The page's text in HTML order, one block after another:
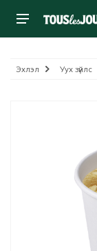
Эхлэл Уух зүйлс